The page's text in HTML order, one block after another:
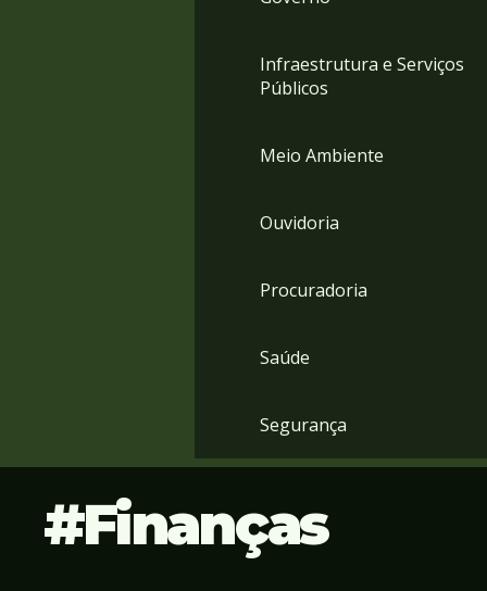
Infraestrutura e Serviços
Públicos
Meio Ambiente
Ouvidoria
Procuradoria
Saúde
Segurança
Finanças